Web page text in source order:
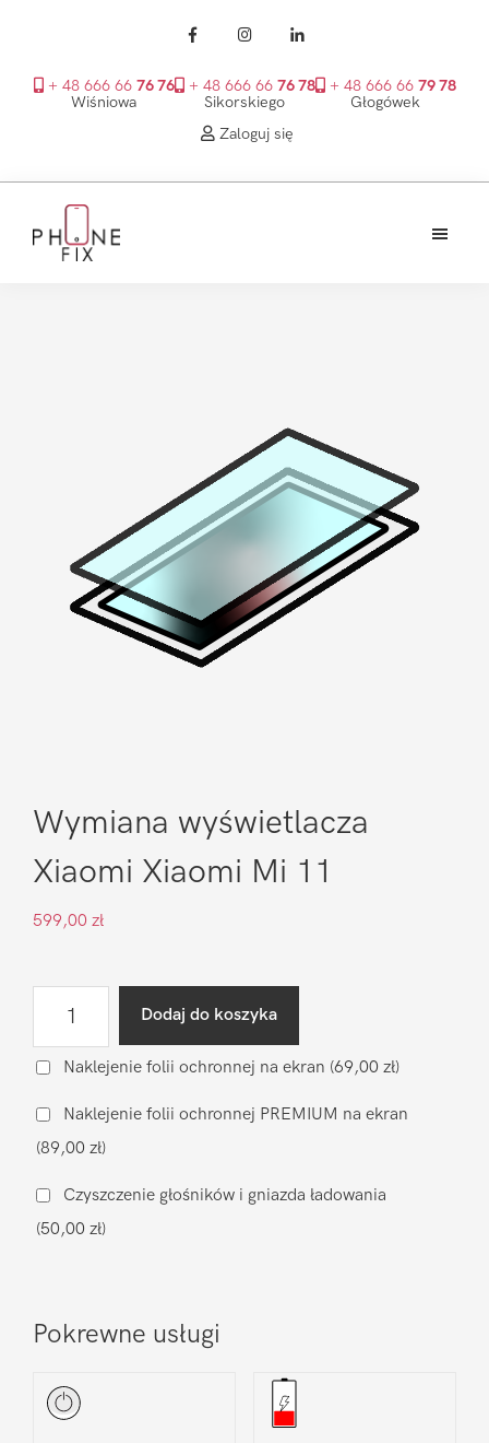
+ 48 666 66 76 76
Wiśniowa
+ 48 666 66 76 78
Sikorskiego
+ 48 666 66 79 78
Głogówek
Zaloguj się
głównego
Wymiana wyświetlacza
Xiaomi Xiaomi Mi 11
599,00 zł
wyświetlacza
Xiaomi
Mi
11
Dodaj do koszyka
Naklejenie folii ochronnej na ekran (69,00 zł)
Naklejenie folii ochronnej PREMIUM na ekran
(89,00 zł)
Czyszczenie głośników i gniazda ładowania
(50,00 zł)
Pokrewne usługi